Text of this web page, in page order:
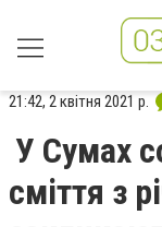
21:42, 2 квітня 2021 р.
У Сумах
сміття з